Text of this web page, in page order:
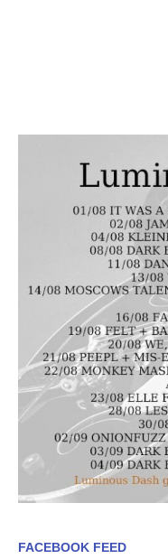
FACEBOOK FEED